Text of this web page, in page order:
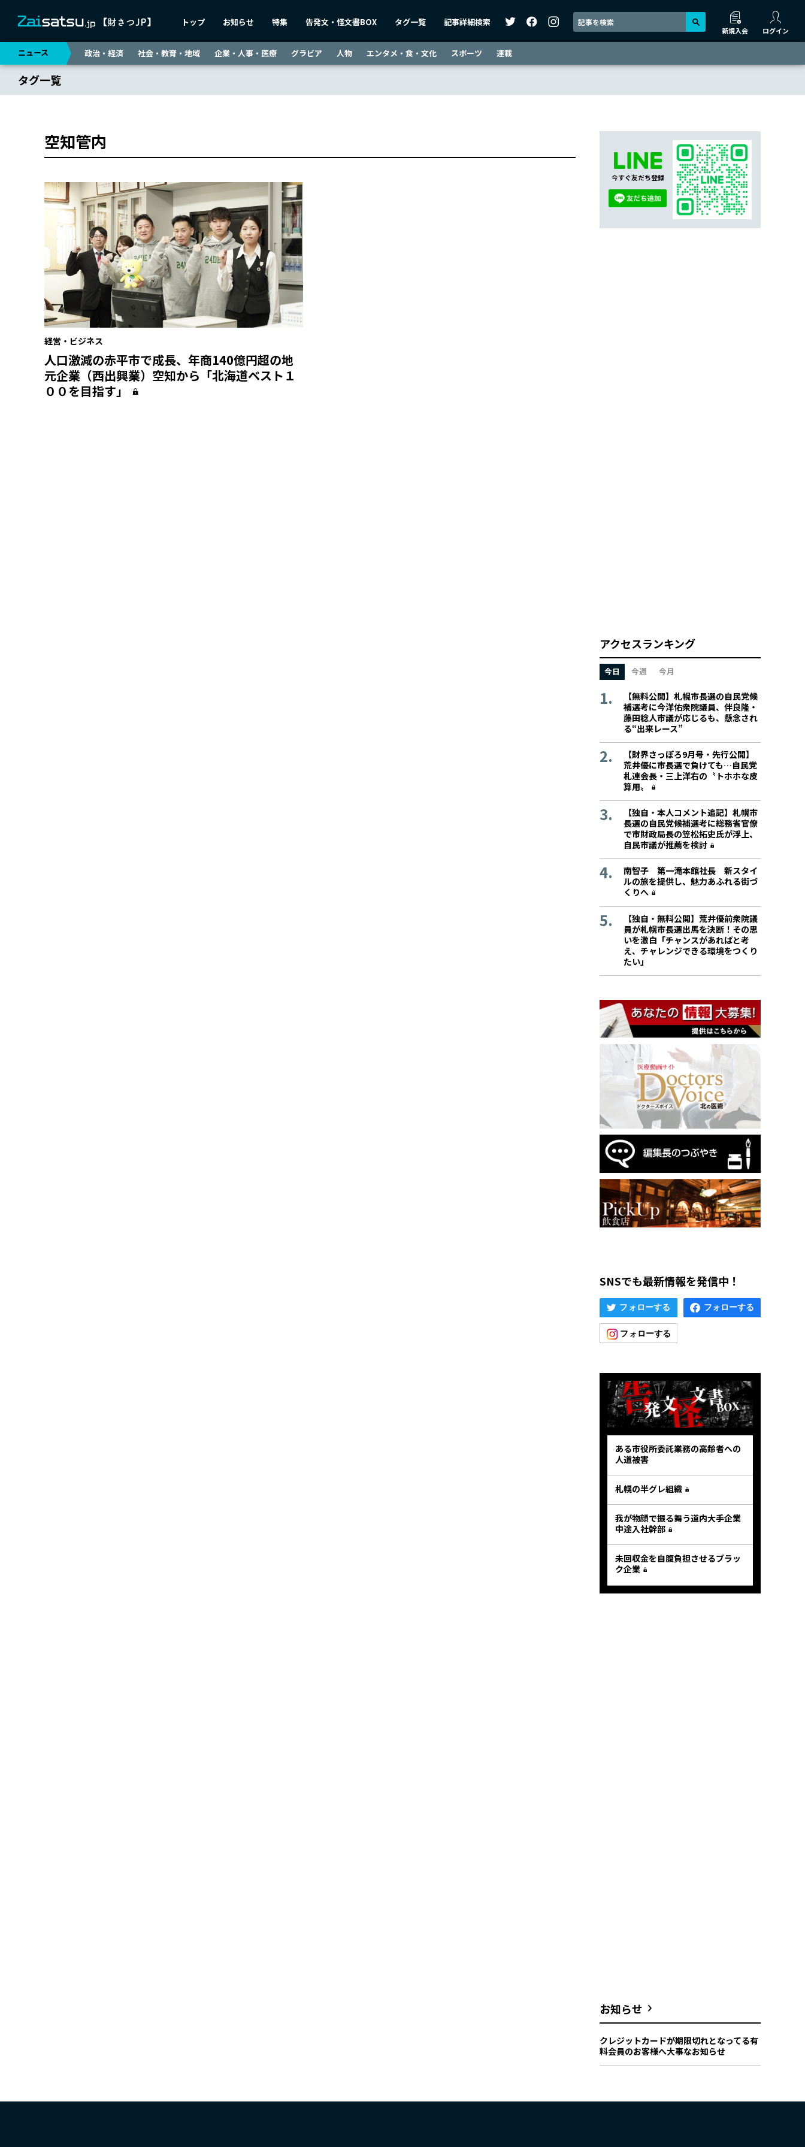
トップ お知らせ 特集 告発文・怪文書BOX タグ一覧 記事詳細検索
新規入会 ログイン
ニュース 政治・経済 社会・教育・地域 企業・人事・医療 グラビア 人物 エンタメ・食・文化 スポーツ 連載
タグ一覧
空知管内
経営・ビジネス
人口激減の赤平市で成長、年商140億円超の地
元企業（西出興業）空知から「北海道ベスト１
００を目指す」
今すぐ友だち登録
アクセスランキング
今日 今週 今月
【無料公開】札幌市長選の自民党候
補選考に今洋佑衆院議員、伴良隆・
藤田稔人市議が応じるも、懸念され
る“出来レース”
【財界さっぽろ9月号・先行公開】
荒井優に市長選で負けても…自民党
札連会長・三上洋右の〝トホホな皮
算用〟
【独自・本人コメント追記】札幌市
長選の自民党候補選考に総務省官僚
で市財政局長の笠松拓史氏が浮上、
自民市議が推薦を検討
南智子 第一滝本館社長 新スタイ
ルの旅を提供し、魅力あふれる街づ
くりへ
【独自・無料公開】荒井優前衆院議
員が札幌市長選出馬を決断！その思
いを激白「チャンスがあればと考
え、チャレンジできる環境をつくり
たい」
SNSでも最新情報を発信中！
ある市役所委託業務の高齢者への
人道被害
札幌の半グレ組織
我が物顔で振る舞う道内大手企業
中途入社幹部
未回収金を自腹負担させるブラッ
ク企業
お知らせ
クレジットカードが期限切れとなってる有
料会員のお客様へ大事なお知らせ